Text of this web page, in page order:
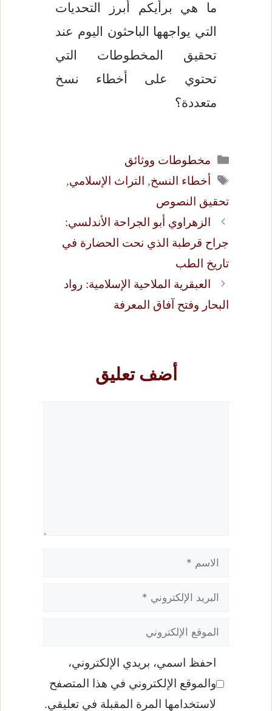
ما هي برأيكم أبرز التحديات
التي يواجهها الباحثون اليوم عند
تحقيق المخطوطات التي
تحتوي على أخطاء نسخ
متعددة؟
التصنيفات
مخطوطات ووثائق
الوسوم
أخطاء النسخ, التراث الإسلامي,
تحقيق النصوص
الزهراوي أبو الجراحة الأندلسي:
جراح قرطبة الذي نحت الحضارة في
تاريخ الطب
العبقرية الملاحية الإسلامية: رواد
البحار وفتح آفاق المعرفة
أضف تعليق
الاسم
البريد
الموقع
احفظ اسمي، بريدي الإلكتروني،
والموقع الإلكتروني في هذا المتصفح
لاستخدامها المرة المقبلة في تعليقي.